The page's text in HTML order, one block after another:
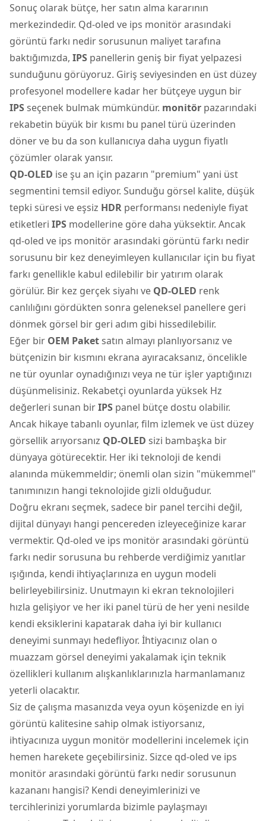
Sonuç olarak bütçe, her satın alma kararının
merkezindedir. Qd-oled ve ips monitör arasındaki
görüntü farkı nedir sorusunun maliyet tarafına
baktığımızda, IPS panellerin geniş bir fiyat yelpazesi
sunduğunu görüyoruz. Giriş seviyesinden en üst düzey
profesyonel modellere kadar her bütçeye uygun bir
IPSseçenek bulmak mümkündür. monitör pazarındaki
rekabetin büyük bir kısmı bu panel türü üzerinden
döner ve bu da son kullanıcıya daha uygun fiyatlı
çözümler olarak yansır.
QD-OLED ise şu an için pazarın "premium" yani üst
segmentini temsil ediyor. Sunduğu görsel kalite, düşük
tepki süresi ve eşsiz HDR performansı nedeniyle fiyat
etiketleri IPS modellerine göre daha yüksektir. Ancak
qd-oled ve ips monitör arasındaki görüntü farkı nedir
sorusunu bir kez deneyimleyen kullanıcılar için bu fiyat
farkı genellikle kabul edilebilir bir yatırım olarak
görülür. Bir kez gerçek siyahı ve QD-OLED renk
canlılığını gördükten sonra geleneksel panellere geri
dönmek görsel bir geri adım gibi hissedilebilir.
Eğer bir OEM Paketsatın almayı planlıyorsanız ve
bütçenizin bir kısmını ekrana ayıracaksanız, öncelikle
ne tür oyunlar oynadığınızı veya ne tür işler yaptığınızı
düşünmelisiniz. Rekabetçi oyunlarda yüksek Hz
değerleri sunan birIPS panel bütçe dostu olabilir.
Ancak hikaye tabanlı oyunlar, film izlemek ve üst düzey
görsellik arıyorsanız QD-OLED sizi bambaşka bir
dünyaya götürecektir. Her iki teknoloji de kendi
alanında mükemmeldir; önemli olan sizin "mükemmel"
tanımınızın hangi teknolojide gizli olduğudur.
Doğru ekranı seçmek, sadece bir panel tercihi değil,
dijital dünyayı hangi pencereden izleyeceğinize karar
vermektir. Qd-oled ve ips monitör arasındaki görüntü
farkı nedir sorusuna bu rehberde verdiğimiz yanıtlar
ışığında, kendi ihtiyaçlarınıza en uygun modeli
belirleyebilirsiniz. Unutmayın ki ekran teknolojileri
hızla gelişiyor ve her iki panel türü de her yeni nesilde
kendi eksiklerini kapatarak daha iyi bir kullanıcı
deneyimi sunmayı hedefliyor. İhtiyacınız olan o
muazzam görsel deneyimi yakalamak için teknik
özellikleri kullanım alışkanlıklarınızla harmanlamanız
yeterli olacaktır.
Siz de çalışma masanızda veya oyun köşenizde en iyi
görüntü kalitesine sahip olmak istiyorsanız,
ihtiyacınıza uygun monitör modellerini incelemek için
hemen harekete geçebilirsiniz. Sizce qd-oled ve ips
monitör arasındaki görüntü farkı nedir sorusunun
kazananı hangisi? Kendi deneyimlerinizi ve
tercihlerinizi yorumlarda bizimle paylaşmayı